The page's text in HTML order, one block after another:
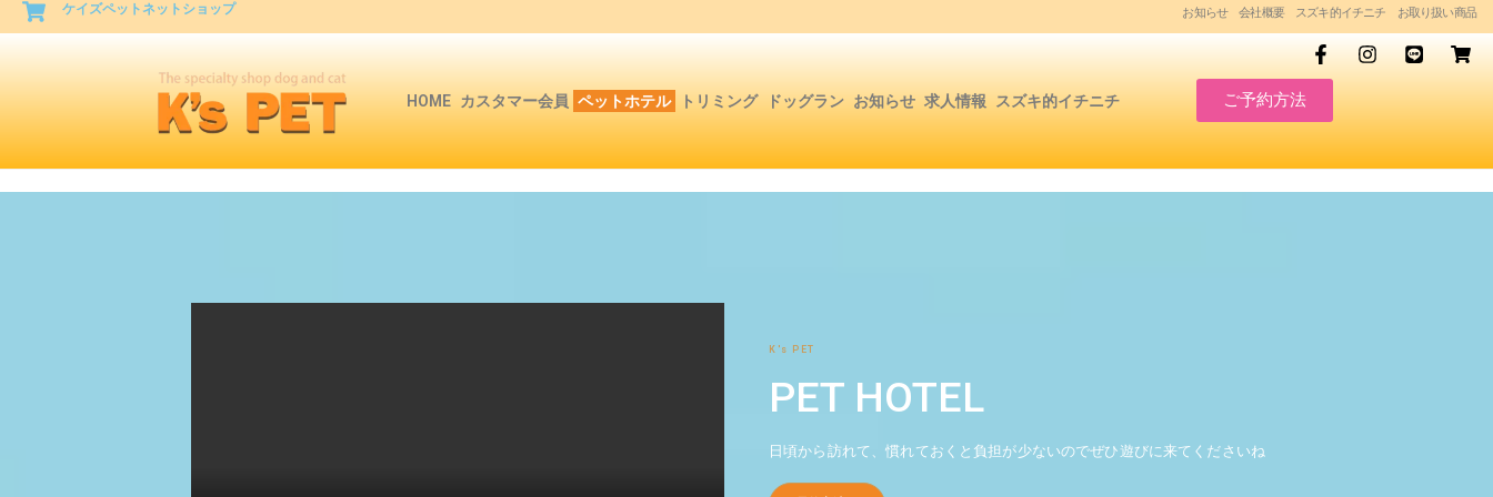
ケイズペットネットショップ お知らせ 会社概要 スズキ的イチニチ お取り扱い商品
HOME カスタマー会員 ペットホテル トリミング ドッグラン お知らせ 求人情報 スズキ的イチニチ ご予約方法
K's PET
PET HOTEL
日頃から訪れて、慣れておくと負担が少ないのでぜひ遊びに来てくださいね